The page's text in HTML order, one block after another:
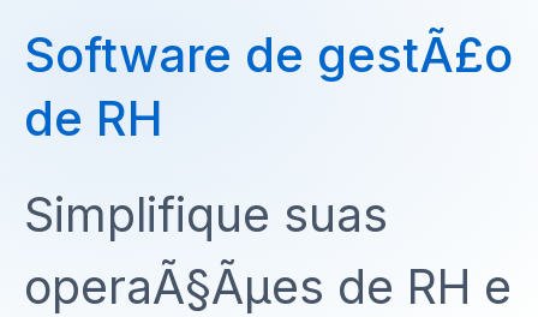
Software de gestÃ£o
de RH
Simplifique suas
operaÃ§Ãµes de RH e